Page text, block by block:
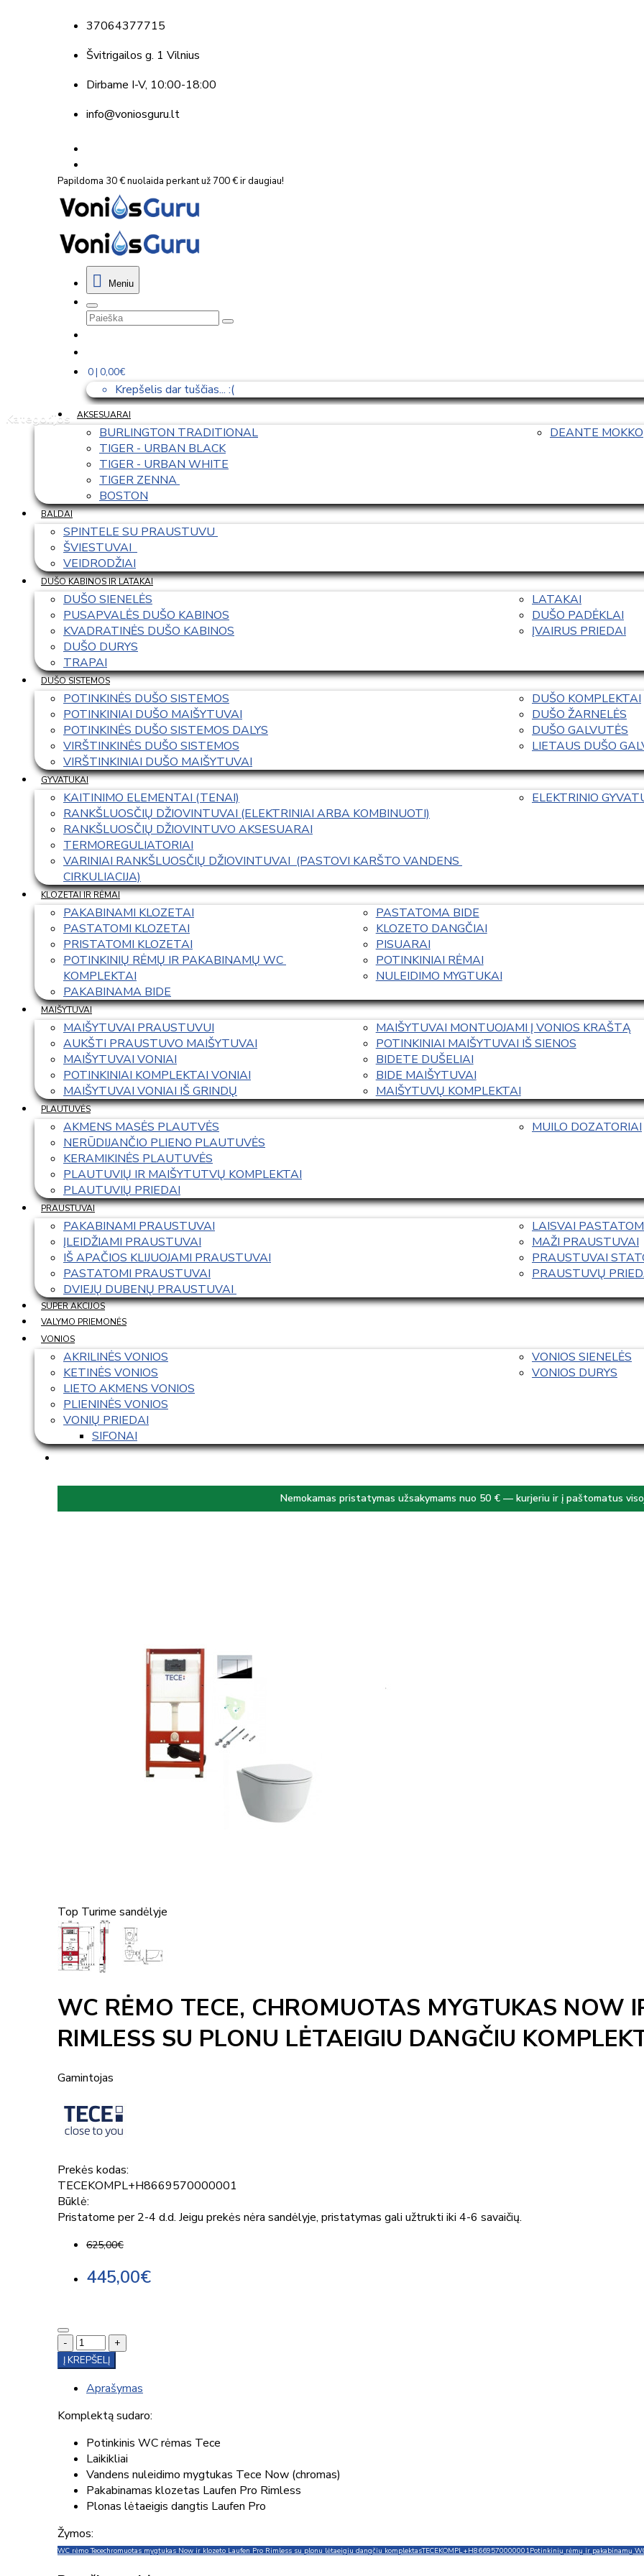
37064377715
Švitrigailos g. 1 Vilnius
Dirbame I-V, 10:00-18:00
info@voniosguru.lt
Papildoma 30 € nuolaida perkant už 700 € ir daugiau!
Meniu
0 | 0,00€
Krepšelis dar tuščias... :(
Kategorijos
AKSESUARAI
BURLINGTON TRADITIONAL
TIGER - URBAN BLACK
TIGER - URBAN WHITE
TIGER ZENNA
BOSTON
DEANTE MOKKO
BALDAI
SPINTELE SU PRAUSTUVU
ŠVIESTUVAI
VEIDRODŽIAI
DUŠO KABINOS IR LATAKAI
DUŠO SIENELĖS
PUSAPVALĖS DUŠO KABINOS
KVADRATINĖS DUŠO KABINOS
DUŠO DURYS
TRAPAI
LATAKAI
DUŠO PADĖKLAI
ĮVAIRUS PRIEDAI
DUŠO SISTEMOS
POTINKINĖS DUŠO SISTEMOS
POTINKINIAI DUŠO MAIŠYTUVAI
POTINKINĖS DUŠO SISTEMOS DALYS
VIRŠTINKINĖS DUŠO SISTEMOS
VIRŠTINKINIAI DUŠO MAIŠYTUVAI
DUŠO KOMPLEKTAI
DUŠO ŽARNELĖS
DUŠO GALVUTĖS
LIETAUS DUŠO
GYVATUKAI
KAITINIMO ELEMENTAI (TENAI)
RANKŠLUOSČIŲ DŽIOVINTUVAI (ELEKTRINIAI ARBA KOMBINUOTI)
RANKŠLUOSČIŲ DŽIOVINTUVO AKSESUARAI
TERMOREGULIATORIAI
VARINIAI RANKŠLUOSČIŲ DŽIOVINTUVAI  (PASTOVI KARŠTO VANDENS
CIRKULIACIJA)
ELEKTRINIO
KLOZETAI IR RĖMAI
PAKABINAMI KLOZETAI
PASTATOMI KLOZETAI
PRISTATOMI KLOZETAI
POTINKINIŲ RĖMŲ IR PAKABINAMŲ WC
KOMPLEKTAI
PAKABINAMA BIDE
PASTATOMA BIDE
KLOZETO DANGČIAI
PISUARAI
POTINKINIAI RĖMAI
NULEIDIMO MYGTUKAI
MAIŠYTUVAI
MAIŠYTUVAI PRAUSTUVUI
AUKŠTI PRAUSTUVO MAIŠYTUVAI
MAIŠYTUVAI VONIAI
POTINKINIAI KOMPLEKTAI VONIAI
MAIŠYTUVAI VONIAI IŠ GRINDŲ
MAIŠYTUVAI MONTUOJAMI Į VONIOS KRAŠTĄ
POTINKINIAI MAIŠYTUVAI IŠ SIENOS
BIDETE DUŠELIAI
BIDE MAIŠYTUVAI
MAIŠYTUVŲ KOMPLEKTAI
PLAUTUVĖS
AKMENS MASĖS PLAUTVĖS
NERŪDIJANČIO PLIENO PLAUTUVĖS
KERAMIKINĖS PLAUTUVĖS
PLAUTUVIŲ IR MAIŠYTUTVŲ KOMPLEKTAI
PLAUTUVIŲ PRIEDAI
MUILO DOZATORIAI
PRAUSTUVAI
PAKABINAMI PRAUSTUVAI
ĮLEIDŽIAMI PRAUSTUVAI
IŠ APAČIOS KLIJUOJAMI PRAUSTUVAI
PASTATOMI PRAUSTUVAI
DVIEJŲ DUBENŲ PRAUSTUVAI
LAISVAI
MAŽI PRAUSTUVAI
PRAUSTUVAI
PRAUSTUVŲ
SUPER AKCIJOS
VALYMO PRIEMONĖS
VONIOS
AKRILINĖS VONIOS
KETINĖS VONIOS
LIETO AKMENS VONIOS
PLIENINĖS VONIOS
VONIŲ PRIEDAI
SIFONAI
VONIOS SIENELĖS
VONIOS DURYS
Nemokamas pristatymas užsakymams nuo 50 € — kurjeriu ir į paštomatus
Top Turime sandėlyje
WC RĖMO TECE, CHROMUOTAS MYGTUKAS NOW
RIMLESS SU PLONU LĖTAEIGIU DANGČIU
Gamintojas
Prekės kodas:
TECEKOMPL+H8669570000001
Būklė:
Pristatome per 2-4 d.d. Jeigu prekės nėra sandėlyje, pristatymas gali užtrukti iki 4-6 savaičių.
625,00€
445,00€
-
+
Į KREPŠELĮ
Aprašymas
Komplektą sudaro:
Potinkinis WC rėmas Tece
Laikikliai
Vandens nuleidimo mygtukas Tece Now (chromas)
Pakabinamas klozetas Laufen Pro Rimless
Plonas lėtaeigis dangtis Laufen Pro
Žymos:
WC rėmo Tecechromuotas mygtukas Now ir klozeto Laufen Pro Rimless su plonu lėtaeigiu dangčiu komplektasTECEKOMPL+H8669570000001Potinkinių rėmų ir pakabinamų